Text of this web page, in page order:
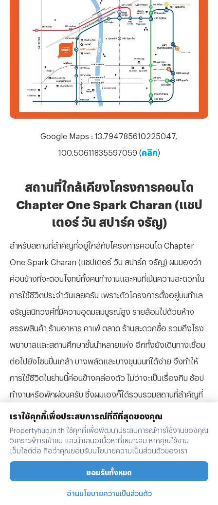
Google Maps : 13.794785610225047,
100.50611835597059 (คลิก)
สถานที่ใกล้เคียงโครงการคอนโด
Chapter One Spark Charan (แชป
เตอร์ วัน สปาร์ค จรัญ)
สำหรับสถานที่สำคัญที่อยู่ใกล้กับโครงการคอนโด Chapter
One Spark Charan (แชปเตอร์ วัน สปาร์ค จรัญ) ผมมองว่า
ค่อนข้างที่จะตอบโจทย์ทั้งคนทำงานและคนที่เน้นความสะดวกใน
การใช้ชีวิตประจำวันเลยครับ เพราะตัวโครงการตั้งอยู่บนทำเล
จรัญสนิทวงศ์ที่มีความอุดมสมบูรณ์สูง รายล้อมไปด้วยห้าง
สรรพสินค้า ร้านอาหาร คาเฟ่ ตลาด ร้านสะดวกซื้อ รวมถึงโรง
พยาบาลและสถานศึกษาชั้นนำหลายแห่ง อีกทั้งยังเดินทางเชื่อม
ต่อไปยังโซนปิ่นเกล้า บางพลัดและบางขุนนนท์ได้ง่าย จึงทำให้
การใช้ชีวิตในย่านนี้ค่อนข้างคล่องตัว ไม่ว่าจะเป็นเรื่องกิน ช้อป
ทำงานหรือพักผ่อนครับ ซึ่งผมเองก็ได้รวบรวมสถานที่สำคัญที่
อยู่ใกล้กับโครงการคอนโด Chapter One Spark Charan (แช
ปเตอร์ วัน สปาร์ค จรัญ) มาฝากดังนี้ครับ (ไม่เรียงจากความ
ใกล้นะครับ)
เราใช้คุกกี้เพื่อประสบการณ์ที่ดีที่สุดของคุณ
Propertyhub.in.th ใช้คุกกี้เพื่อพัฒนาประสบการณ์การใช้งานของคุณ
วิเคราะห์การเข้าชม และนำเสนอเนื้อหาที่เหมาะสม หากคุณใช้งาน
เว็บไซต์ต่อ ถือว่าคุณยอมรับนโยบายความเป็นส่วนตัวของเรา
ยอมรับทั้งหมด
อ่านนโยบายความเป็นส่วนตัว